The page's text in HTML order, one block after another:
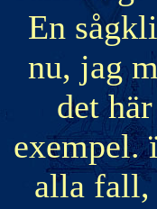
En
nu, jag
det
exempel.
alla fall,